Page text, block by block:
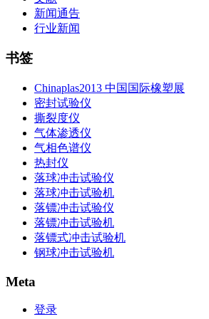
新闻通告
行业新闻
书签
Chinaplas2013 中国国际橡塑展
密封试验仪
撕裂度仪
气体渗透仪
气相色谱仪
热封仪
落球冲击试验仪
落球冲击试验机
落镖冲击试验仪
落镖冲击试验机
落镖式冲击试验机
钢球冲击试验机
Meta
登录